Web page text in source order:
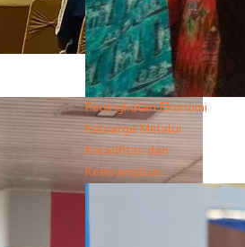
Peningkatan Ekonomi
Keluarga Melalui
Kreatifitas dan
Keterampilan